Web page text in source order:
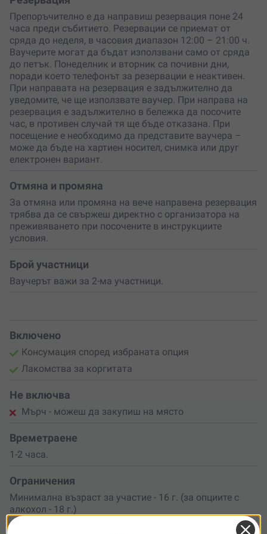
Препоръчително е да направиш резервация поне 24
часа преди събитието. Резервации се приемат от
сряда до неделя, в часовия диапазон 12:00 – 21:00 ч.
Ваучерите могат да бъдат използвани само от сряда
до петък. Понеделник и вторник са почивни дни,
поради което телефонът за резервации е неактивен.
При направата на резервация е задължително да
уведомите, че ще използвате ваучер. При направа на
резервация е задължително в бележка да посочите
час, в противен случай тя ще бъде отказана. При
посещение е необходимо да представите ваучера –
може да бъде на хартиен носител, снимка или друг
електронен вариант.
Отмяна и промяна
За отмяна или промяна на вече направена резервация
трябва да се свържеш директно с организатора на
преживяването при посочените в инструкциите
условия.
Брой участници
Ваучерът важи за 2-ма участници.
Включено
Консумация според избраната опция
Лакомства за коргитата
Не включва
Мърч - можеш да закупиш на място
Времетраене
1-2 часа.
Ограничения
Минимална възраст за участие - 16 г. (за опциите с
алкохол - 18 г.)